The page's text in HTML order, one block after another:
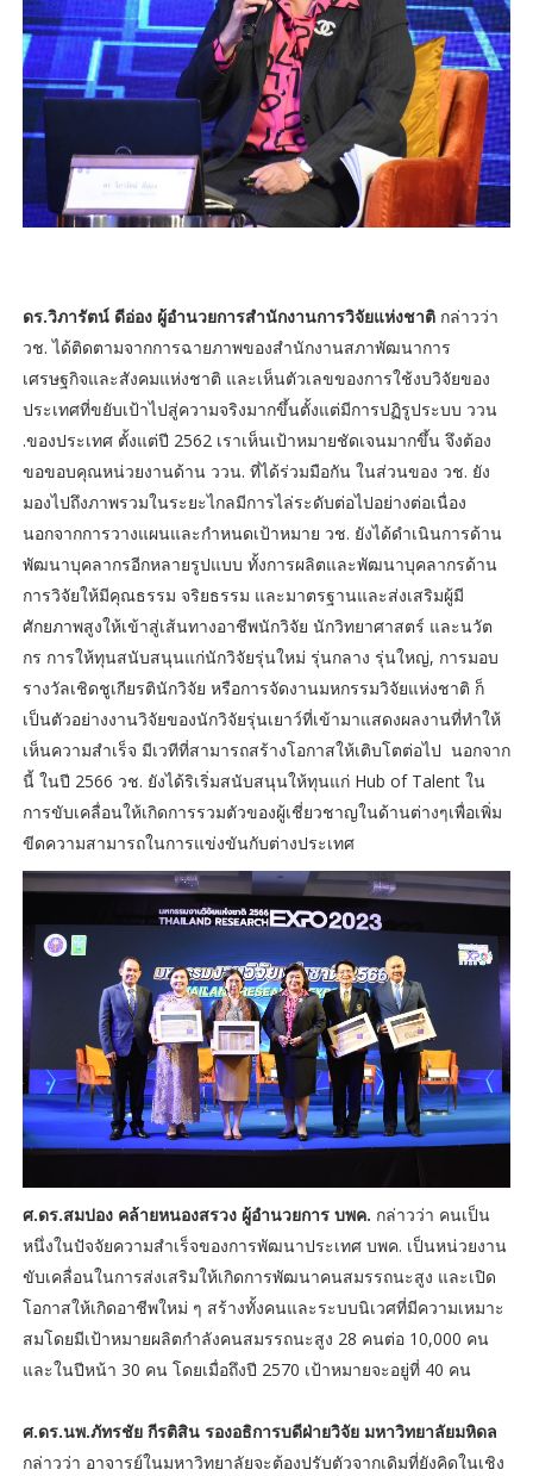
ดร.วิภารัตน์ ดีอ่อง ผู้อำนวยการสำนักงานการวิจัยแห่งชาติ กล่าวว่า
วช. ได้ติดตามจากการฉายภาพของสำนักงานสภาพัฒนาการ
เศรษฐกิจและสังคมแห่งชาติ และเห็นตัวเลขของการใช้งบวิจัยของ
ประเทศที่ขยับเป้าไปสู่ความจริงมากขึ้นตั้งแต่มีการปฏิรูประบบ ววน
.ของประเทศ ตั้งแต่ปี 2562 เราเห็นเป้าหมายชัดเจนมากขึ้น จึงต้อง
ขอขอบคุณหน่วยงานด้าน ววน. ที่ได้ร่วมมือกัน ในส่วนของ วช. ยัง
มองไปถึงภาพรวมในระยะไกลมีการไล่ระดับต่อไปอย่างต่อเนื่อง
นอกจากการวางแผนและกำหนดเป้าหมาย วช. ยังได้ดำเนินการด้าน
พัฒนาบุคลากรอีกหลายรูปแบบ ทั้งการผลิตและพัฒนาบุคลากรด้าน
การวิจัยให้มีคุณธรรม จริยธรรม และมาตรฐานและส่งเสริมผู้มี
ศักยภาพสูงให้เข้าสู่เส้นทางอาชีพนักวิจัย นักวิทยาศาสตร์ และนวัต
กร การให้ทุนสนับสนุนแก่นักวิจัยรุ่นใหม่ รุ่นกลาง รุ่นใหญ่, การมอบ
รางวัลเชิดชูเกียรตินักวิจัย หรือการจัดงานมหกรรมวิจัยแห่งชาติ ก็
เป็นตัวอย่างงานวิจัยของนักวิจัยรุ่นเยาว์ที่เข้ามาแสดงผลงานที่ทำให้
เห็นความสำเร็จ มีเวทีที่สามารถสร้างโอกาสให้เติบโตต่อไป นอกจาก
นี้ ในปี 2566 วช. ยังได้ริเริ่มสนับสนุนให้ทุนแก่ Hub of Talent ใน
การขับเคลื่อนให้เกิดการรวมตัวของผู้เชี่ยวชาญในด้านต่างๆเพื่อเพิ่ม
ขีดความสามารถในการแข่งขันกับต่างประเทศ
ศ.ดร.สมปอง คล้ายหนองสรวง ผู้อำนวยการ บพค. กล่าวว่า คนเป็น
หนึ่งในปัจจัยความสำเร็จของการพัฒนาประเทศ บพค. เป็นหน่วยงาน
ขับเคลื่อนในการส่งเสริมให้เกิดการพัฒนาคนสมรรถนะสูง และเปิด
โอกาสให้เกิดอาชีพใหม่ ๆ สร้างทั้งคนและระบบนิเวศที่มีความเหมาะ
สมโดยมีเป้าหมายผลิตกำลังคนสมรรถนะสูง 28 คนต่อ 10,000 คน
และในปีหน้า 30 คน โดยเมื่อถึงปี 2570 เป้าหมายจะอยู่ที่ 40 คน
ศ.ดร.นพ.ภัทรชัย กีรติสิน รองอธิการบดีฝ่ายวิจัย มหาวิทยาลัยมหิดล
กล่าวว่า อาจารย์ในมหาวิทยาลัยจะต้องปรับตัวจากเดิมที่ยังคิดในเชิง